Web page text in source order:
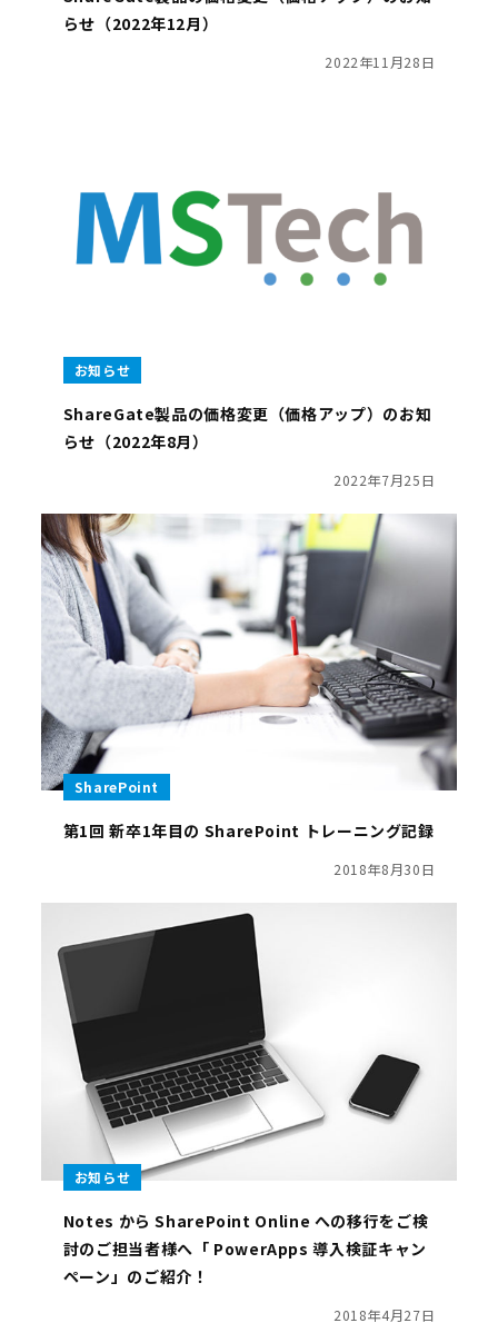
らせ（2022年12月）
2022年11月28日
お知らせ
ShareGate製品の価格変更（価格アップ）のお知
らせ（2022年8月）
2022年7月25日
SharePoint
第1回 新卒1年目の SharePoint トレーニング記録
2018年8月30日
お知らせ
Notes から SharePoint Online への移行をご検
討のご担当者様へ「 PowerApps 導入検証キャン
ペーン」のご紹介！
2018年4月27日